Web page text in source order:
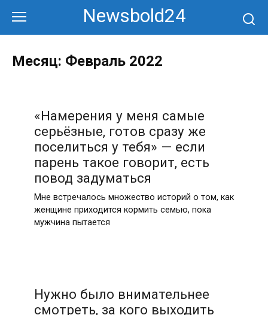
контенту
Newsbold24
Месяц: Февраль 2022
«Намерения у меня самые
серьёзные, готов сразу же
поселиться у тебя» — если
парень такое говорит, есть
повод задуматься
Мне встречалось множество историй о том, как
женщине приходится кормить семью, пока
мужчина пытается
Нужно было внимательнее
смотреть, за кого выходить